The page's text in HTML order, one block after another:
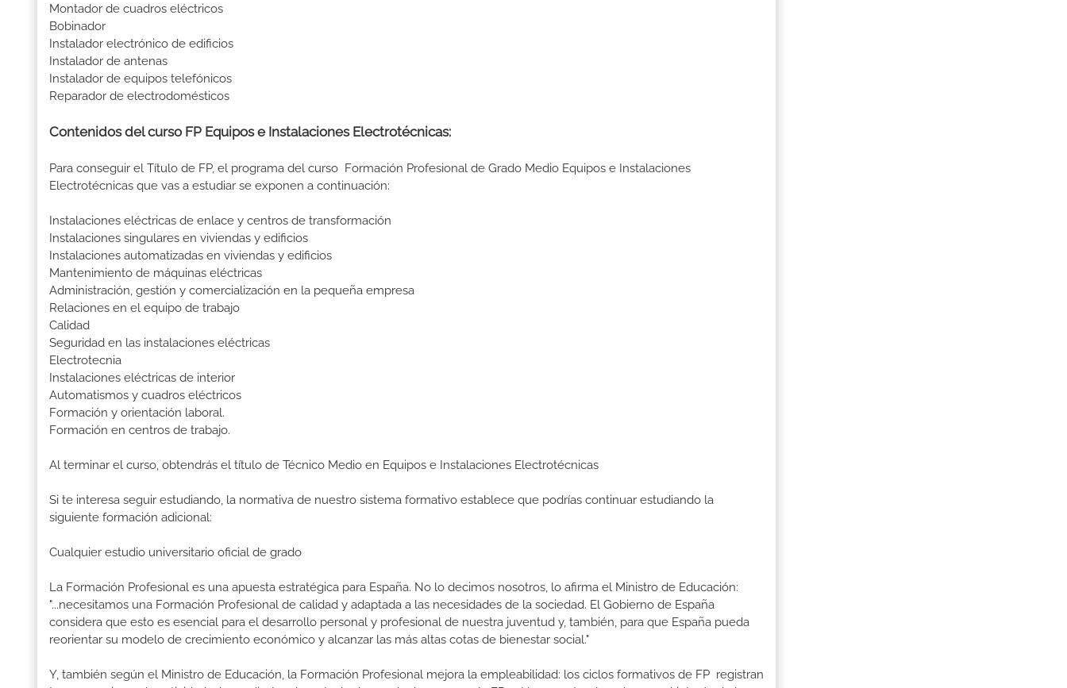
Montador de cuadros eléctricos
Bobinador
Instalador electrónico de edificios
Instalador de antenas
Instalador de equipos telefónicos
Reparador de electrodomésticos
Contenidos del curso FP Equipos e Instalaciones Electrotécnicas:
Para conseguir el Título de FP, el programa del curso Formación Profesional de Grado Medio Equipos e Instalaciones
Electrotécnicas que vas a estudiar se exponen a continuación:
Instalaciones eléctricas de enlace y centros de transformación
Instalaciones singulares en viviendas y edificios
Instalaciones automatizadas en viviendas y edificios
Mantenimiento de máquinas eléctricas
Administración, gestión y comercialización en la pequeña empresa
Relaciones en el equipo de trabajo
Calidad
Seguridad en las instalaciones eléctricas
Electrotecnia
Instalaciones eléctricas de interior
Automatismos y cuadros eléctricos
Formación y orientación laboral.
Formación en centros de trabajo.
Al terminar el curso, obtendrás el título de Técnico Medio en Equipos e Instalaciones Electrotécnicas
Si te interesa seguir estudiando, la normativa de nuestro sistema formativo establece que podrías continuar estudiando la
siguiente formación adicional:
Cualquier estudio universitario oficial de grado
La Formación Profesional es una apuesta estratégica para España. No lo decimos nosotros, lo afirma el Ministro de Educación:
"...necesitamos una Formación Profesional de calidad y adaptada a las necesidades de la sociedad. El Gobierno de España
considera que esto es esencial para el desarrollo personal y profesional de nuestra juventud y, también, para que España pueda
reorientar su modelo de crecimiento económico y alcanzar las más altas cotas de bienestar social."
Y, también según el Ministro de Educación, la Formación Profesional mejora la empleabilidad: los ciclos formativos de FP registran